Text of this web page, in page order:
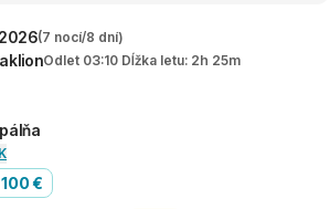
(7 nocí/8 dní)
Odlet 03:10 Dĺžka letu: 2h 25m
€